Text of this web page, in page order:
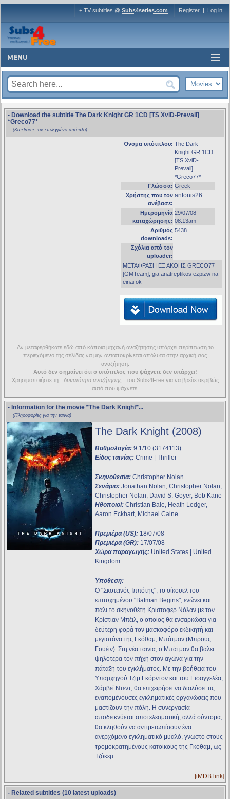
+ TV subtitles @ Subs4series.com Register | Log in
MENU
- Download the subtitle The Dark Knight GR 1CD [TS XviD-Prevail]
*Greco77*
(Κατεβάστε τον επιλεγμένο υπότιτλο)
Όνομα υπότιτλου: The Dark
Knight GR 1CD
[TS XviD-
Prevail]
*Greco77*
Γλώσσα: Greek
Χρήστης που τον
ανέβασε:
antonis26
Ημερομηνία
καταχώρησης:
29/07/08
08:13am
Αριθμός
downloads:
5438
Σχόλια από τον
uploader:
ΜΕΤΑΦΡΑΣΗ ΕΞ ΑΚΟΗΣ GRECO77
[GMTeam], gia anatreptikos ezpizw na
einai ok
Αν μεταφερθήκατε εδώ από κάποια μηχανή αναζήτησης υπάρχει περίπτωση το
περιεχόμενο της σελίδας να μην ανταποκρίνεται απόλυτα στην αρχική σας
αναζήτηση.
Αυτό δεν σημαίνει ότι ο υπότιτλος που ψάχνετε δεν υπάρχει!
Χρησιμοποιήστε τη
δυνατότητα αναζήτησης
του Subs4Free για να βρείτε ακριβώς
αυτό που ψάχνετε.
- Information for the movie *The Dark Knight*...
(Πληροφορίες για την ταινία)
The Dark Knight (2008)
Βαθμολογία: 9.1/10 (3174113)
Είδος ταινίας: Crime | Thriller
Σκηνοθεσία: Christopher Nolan
Σενάριο: Jonathan Nolan, Christopher Nolan,
Christopher Nolan, David S. Goyer, Bob Kane
Ηθοποιοί: Christian Bale, Heath Ledger,
Aaron Eckhart, Michael Caine
Πρεμιέρα (US): 18/07/08
Πρεμιέρα (GR): 17/07/08
Χώρα παραγωγής: United States | United
Kingdom
Υπόθεση:
Ο "Σκοτεινός Ιππότης", το σίκουελ του
επιτυχημένου "Batman Begins", ενώνει και
πάλι το σκηνοθέτη Κρίστοφερ Νόλαν με τον
Κρίστιαν Μπέιλ, ο οποίος θα ενσαρκώσει για
δεύτερη φορά τον μασκοφόρο εκδικητή και
μεγιστάνα της Γκόθαμ, Μπάτμαν (Μπρους
Γουέιν). Στη νέα ταινία, ο Μπάτμαν θα βάλει
ψηλότερα τον πήχη στον αγώνα για την
πάταξη του εγκλήματος. Με την βοήθεια του
Υπαρχηγού Τζιμ Γκόρντον και του Εισαγγελέα,
Χάρβεϊ Ντεντ, θα επιχειρήσει να διαλύσει τις
εναπομένουσες εγκληματικές οργανώσεις που
μαστίζουν την πόλη. Η συνεργασία
αποδεικνύεται αποτελεσματική, αλλά σύντομα,
θα κληθούν να αντιμετωπίσουν ένα
ανερχόμενο εγκληματικό μυαλό, γνωστό στους
τρομοκρατημένους κατοίκους της Γκόθαμ, ως
Τζόκερ.
[iMDB link]
- Related subtitles (10 latest uploads)